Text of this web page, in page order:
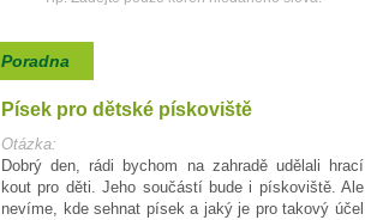
Poradna
Písek pro dětské pískoviště
Otázka:
Dobrý den, rádi bychom na zahradě udělali hrací
kout pro děti. Jeho součástí bude i pískoviště. Ale
nevíme, kde sehnat písek a jaký je pro takový účel